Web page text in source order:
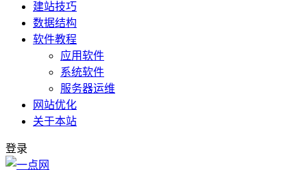
建站技巧
数据结构
软件教程
应用软件
系统软件
服务器运维
网站优化
关于本站
登录